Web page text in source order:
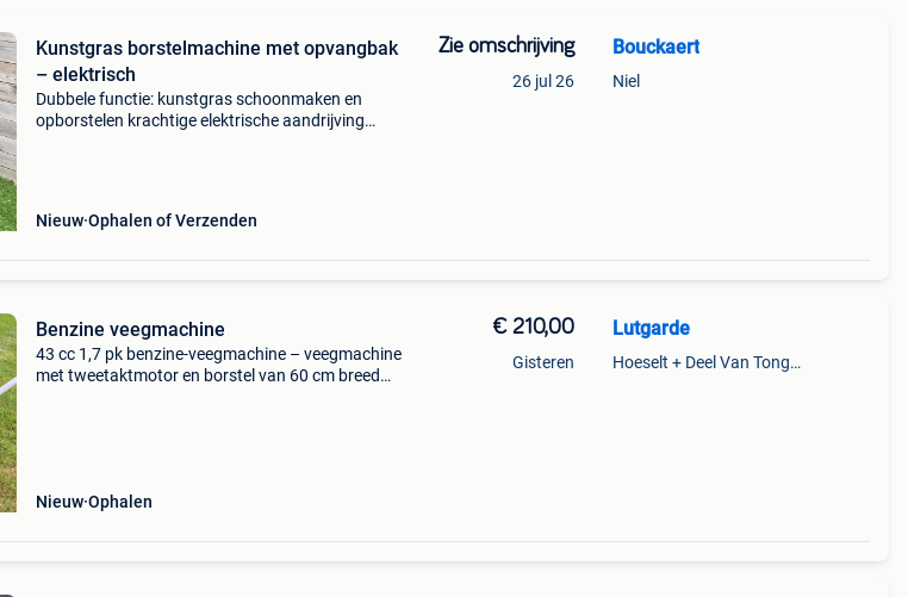
Kunstgras borstelmachine met opvangbak
– elektrisch
Dubbele functie: kunstgras schoonmaken en
opborstelen krachtige elektrische aandrijving
Nieuw Ophalen of Verzenden
Zie omschrijving
26 jul 26
Bouckaert
Niel
Benzine veegmachine
43 cc 1,7 pk benzine-veegmachine – veegmachine
met tweetaktmotor en borstel van 60 cm breed
Nieuw Ophalen
€ 210,00
Gisteren
Lutgarde
Hoeselt + Deel Van Tongeren